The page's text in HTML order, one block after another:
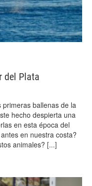
del Plata
ballenas de la
hecho despierta una
en esta época del
en nuestra costa?
animales? [...]